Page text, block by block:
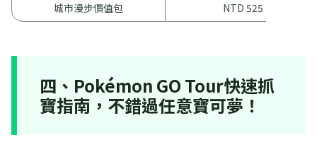
城市漫步價值包
NTD 525
四、Pokémon GO Tour快速抓
寶指南，不錯過任意寶可夢！